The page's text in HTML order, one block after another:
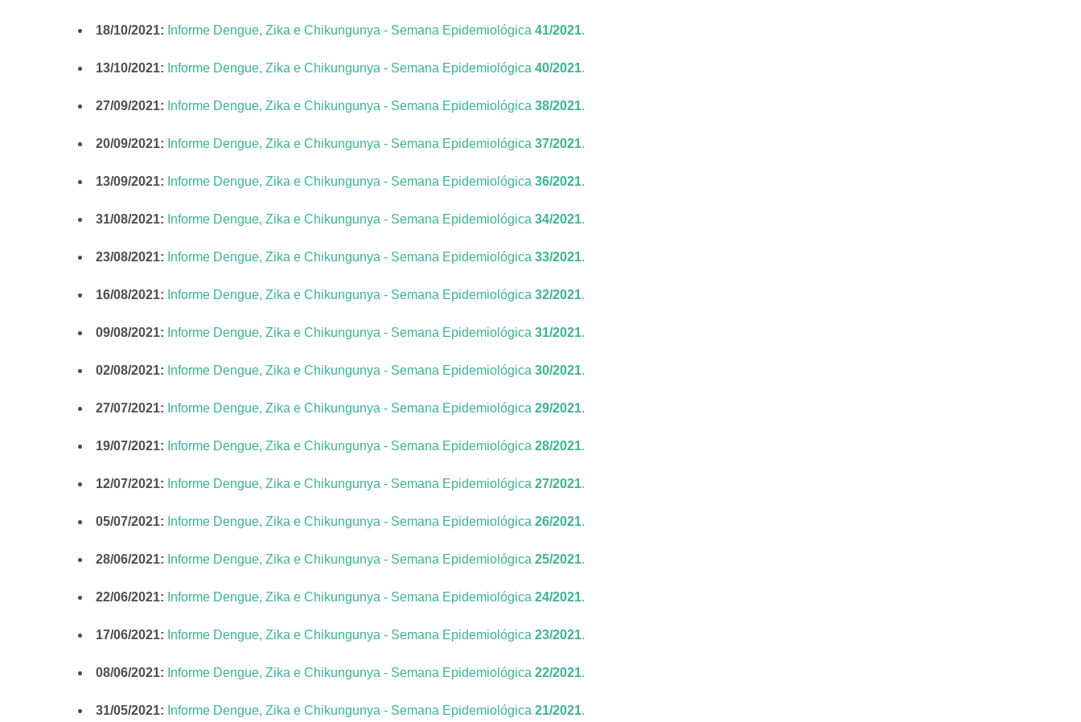
18/10/2021: Informe Dengue, Zika e Chikungunya - Semana Epidemiológica 41/2021.
13/10/2021: Informe Dengue, Zika e Chikungunya - Semana Epidemiológica 40/2021.
27/09/2021: Informe Dengue, Zika e Chikungunya - Semana Epidemiológica 38/2021.
20/09/2021: Informe Dengue, Zika e Chikungunya - Semana Epidemiológica 37/2021.
13/09/2021: Informe Dengue, Zika e Chikungunya - Semana Epidemiológica 36/2021.
31/08/2021: Informe Dengue, Zika e Chikungunya - Semana Epidemiológica 34/2021.
23/08/2021: Informe Dengue, Zika e Chikungunya - Semana Epidemiológica 33/2021.
16/08/2021: Informe Dengue, Zika e Chikungunya - Semana Epidemiológica 32/2021.
09/08/2021: Informe Dengue, Zika e Chikungunya - Semana Epidemiológica 31/2021.
02/08/2021: Informe Dengue, Zika e Chikungunya - Semana Epidemiológica 30/2021.
27/07/2021: Informe Dengue, Zika e Chikungunya - Semana Epidemiológica 29/2021.
19/07/2021: Informe Dengue, Zika e Chikungunya - Semana Epidemiológica 28/2021.
12/07/2021: Informe Dengue, Zika e Chikungunya - Semana Epidemiológica 27/2021.
05/07/2021: Informe Dengue, Zika e Chikungunya - Semana Epidemiológica 26/2021.
28/06/2021: Informe Dengue, Zika e Chikungunya - Semana Epidemiológica 25/2021.
22/06/2021: Informe Dengue, Zika e Chikungunya - Semana Epidemiológica 24/2021.
17/06/2021: Informe Dengue, Zika e Chikungunya - Semana Epidemiológica 23/2021.
08/06/2021: Informe Dengue, Zika e Chikungunya - Semana Epidemiológica 22/2021.
31/05/2021: Informe Dengue, Zika e Chikungunya - Semana Epidemiológica 21/2021.